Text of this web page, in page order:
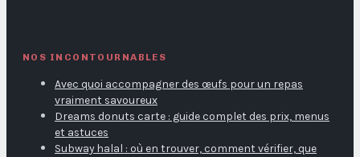
NOS INCONTOURNABLES
Avec quoi accompagner des œufs pour un repas
vraiment savoureux
Dreams donuts carte : guide complet des prix, menus
et astuces
Subway halal : où en trouver, comment vérifier, que